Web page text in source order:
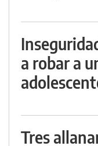
a robar a
Tres